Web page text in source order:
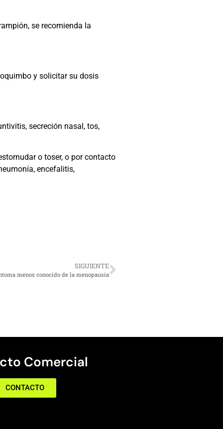
se recomienda la
y solicitar su dosis
secreción nasal, tos,
o toser, o por contacto
encefalitis,
SIGUIENTE
menos conocido de la menopausia
Comercial
CONTACTO